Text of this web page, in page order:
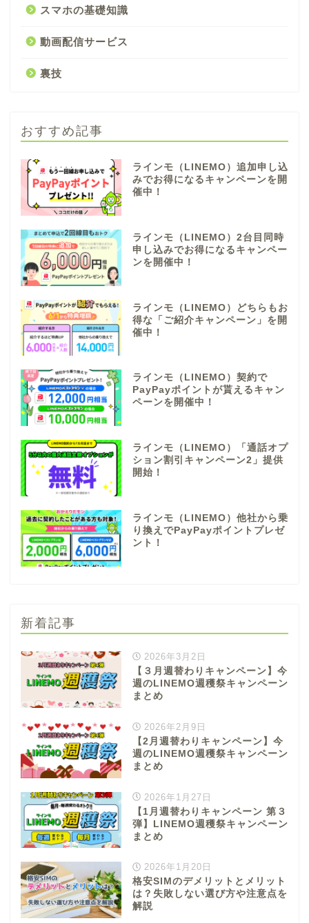
スマホの基礎知識
動画配信サービス
裏技
おすすめ記事
ラインモ（LINEMO）追加申し込
みでお得になるキャンペーンを開
催中！
ラインモ（LINEMO）2台目同時
申し込みでお得になるキャンペー
ンを開催中！
ラインモ（LINEMO）どちらもお
得な「ご紹介キャンペーン」を開
催中！
ラインモ（LINEMO）契約で
PayPayポイントが貰えるキャン
ペーンを開催中！
ラインモ（LINEMO）「通話オプ
ション割引キャンペーン2」提供
開始！
ラインモ（LINEMO）他社から乗
り換えでPayPayポイントプレゼ
ント！
新着記事
2026年3月2日
【３月週替わりキャンペーン】今
週のLINEMO週穫祭キャンペーン
まとめ
2026年2月9日
【2月週替わりキャンペーン】今
週のLINEMO週穫祭キャンペーン
まとめ
2026年1月27日
【1月週替わりキャンペーン 第３
弾】LINEMO週穫祭キャンペーン
まとめ
2026年1月20日
格安SIMのデメリットとメリット
は？失敗しない選び方や注意点を
解説